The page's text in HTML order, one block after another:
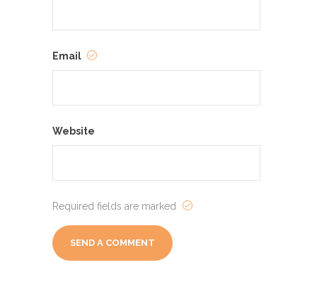
Email
Website
Required fields are marked